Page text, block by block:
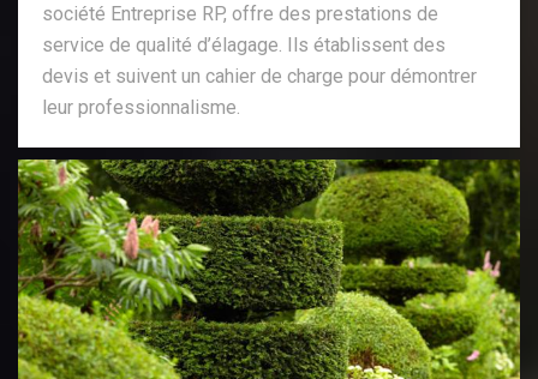
société Entreprise RP, offre des prestations de
service de qualité d’élagage. Ils établissent des
devis et suivent un cahier de charge pour démontrer
leur professionnalisme.